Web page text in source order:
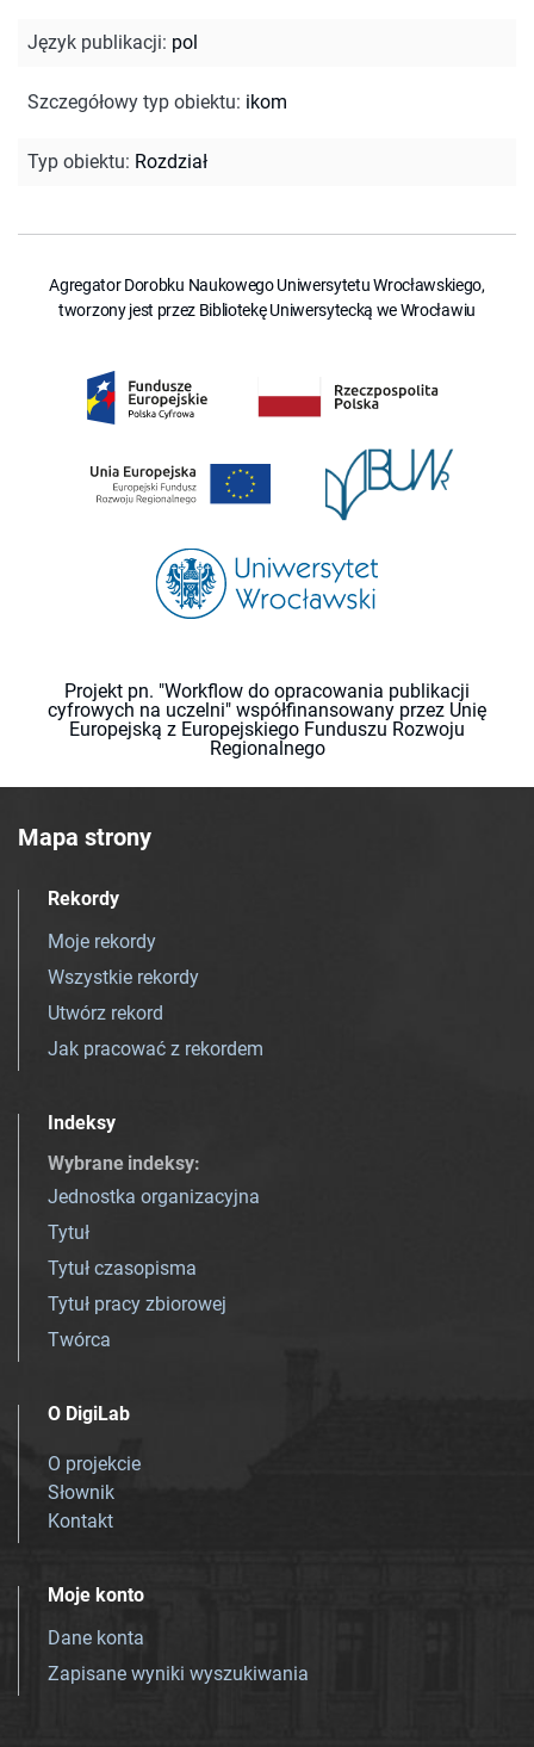
Język publikacji: pol
Szczegółowy typ obiektu: ikom
Typ obiektu: Rozdział
Agregator Dorobku Naukowego Uniwersytetu Wrocławskiego,
tworzony jest przez Bibliotekę Uniwersytecką we Wrocławiu
Projekt pn. "Workflow do opracowania publikacji
cyfrowych na uczelni" współfinansowany przez Unię
Europejską z Europejskiego Funduszu Rozwoju
Regionalnego
Mapa strony
Rekordy
Moje rekordy
Wszystkie rekordy
Utwórz rekord
Jak pracować z rekordem
Indeksy
Wybrane indeksy:
Jednostka organizacyjna
Tytuł
Tytuł czasopisma
Tytuł pracy zbiorowej
Twórca
O DigiLab
O projekcie
Słownik
Kontakt
Moje konto
Dane konta
Zapisane wyniki wyszukiwania